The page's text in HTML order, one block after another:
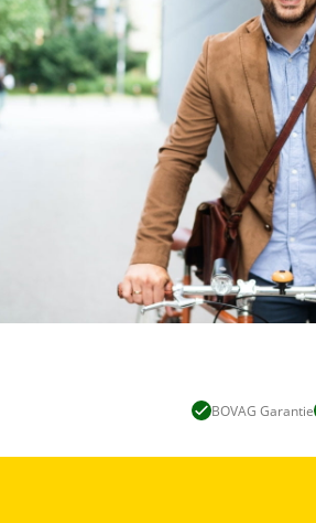
BOVAG Garantie